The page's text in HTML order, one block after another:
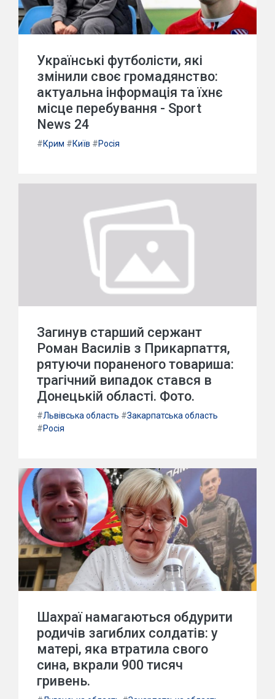
Українські футболісти, які
змінили своє громадянство:
актуальна інформація та їхнє
місце перебування - Sport
News 24
#Крим #Київ #Росія
Загинув старший сержант
Роман Василів з Прикарпаття,
рятуючи пораненого товариша:
трагічний випадок стався в
Донецькій області. Фото.
#Львівська область #Закарпатська область
#Росія
Шахраї намагаються обдурити
родичів загиблих солдатів: у
матері, яка втратила свого
сина, вкрали 900 тисяч
гривень.